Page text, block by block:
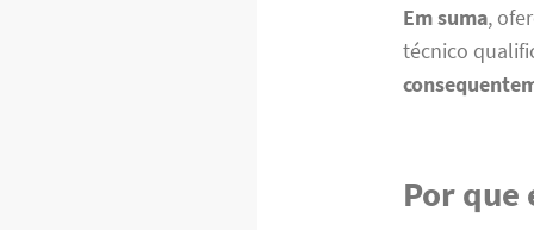
Em suma,
técnico
Por que